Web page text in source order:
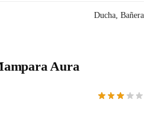
Ducha, Bañera
Aura